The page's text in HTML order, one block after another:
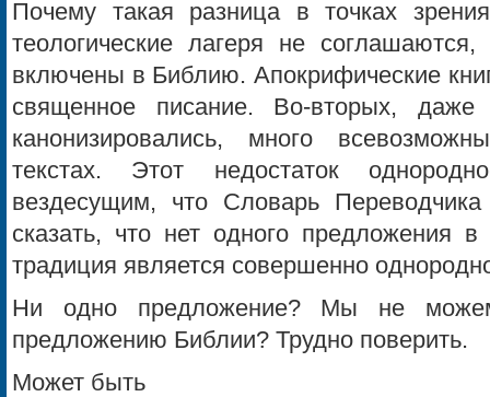
Почему такая разница в точках
теологические лагеря не
включены в Библию. Апокрифические
священное писание. Во-вторых,
канонизировались, много
текстах. Этот недостаток
вездесущим, что Словарь
сказать, что нет одного предложения
традиция является совершенно
Ни одно предложение? Мы не
предложению Библии? Трудно поверить.
Может быть